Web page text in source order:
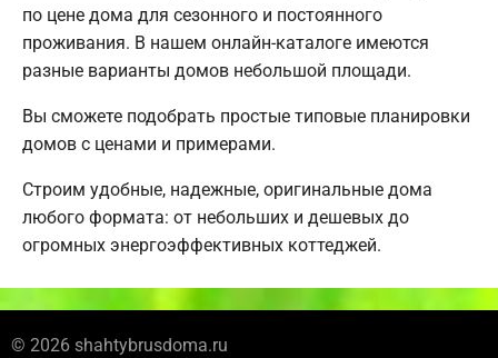
по цене дома для сезонного и постоянного
проживания. В нашем онлайн-каталоге имеются
разные варианты домов небольшой площади.
Вы сможете подобрать простые типовые планировки
домов с ценами и примерами.
Строим удобные, надежные, оригинальные дома
любого формата: от небольших и дешевых до
огромных энергоэффективных коттеджей.
© 2026 shahtybrusdoma.ru